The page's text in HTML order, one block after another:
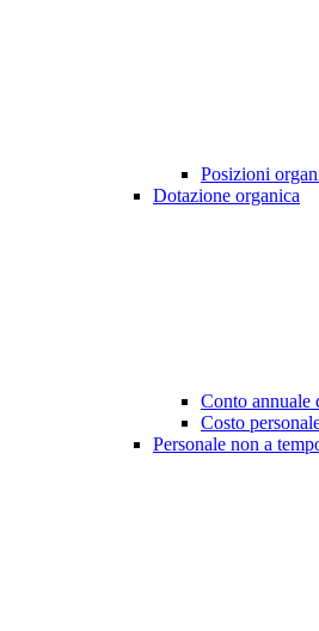
Posizioni
Dotazione organica
Conto annuale
Costo
Personale non a